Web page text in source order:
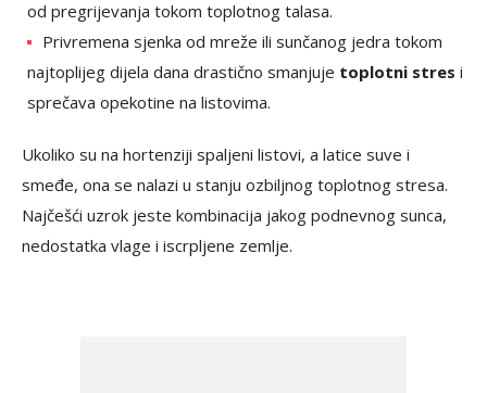
od pregrijevanja tokom toplotnog talasa.
Privremena sjenka od mreže ili sunčanog jedra tokom
najtoplijeg dijela dana drastično smanjuje toplotni stres i
sprečava opekotine na listovima.
Ukoliko su na hortenziji spaljeni listovi, a latice suve i
smeđe, ona se nalazi u stanju ozbiljnog toplotnog stresa.
Najčešći uzrok jeste kombinacija jakog podnevnog sunca,
nedostatka vlage i iscrpljene zemlje.